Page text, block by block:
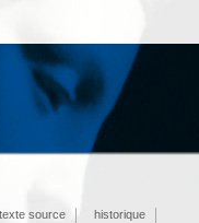
source historique